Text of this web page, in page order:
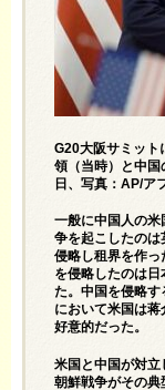
G20大阪サミット
領（当時）と中
日、写真：AP/ア
一般に中国人の米
争を起こしたのは
侵略し租界を作っ
を侵略したのは
た。中国を侵略す
において米国は
好意的だった。
米国と中国が対立
朝鮮戦争がその典